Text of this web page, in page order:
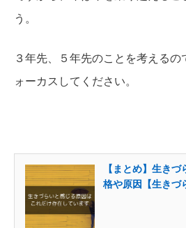
う。
３年先、５年先のことを考える
ォーカスしてください。
【まとめ】生き
格や原因【生きづ